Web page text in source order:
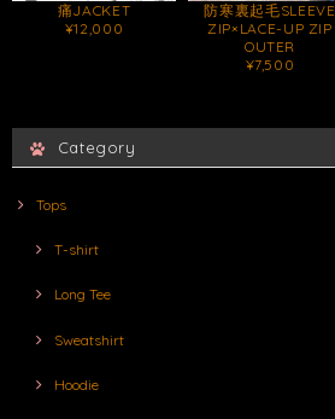
痛JACKET
¥12,000
防寒裏起毛SLEEVE
ZIP×LACE-UP ZIP
OUTER
¥7,500
Category
Tops
T-shirt
Long Tee
Sweatshirt
Hoodie